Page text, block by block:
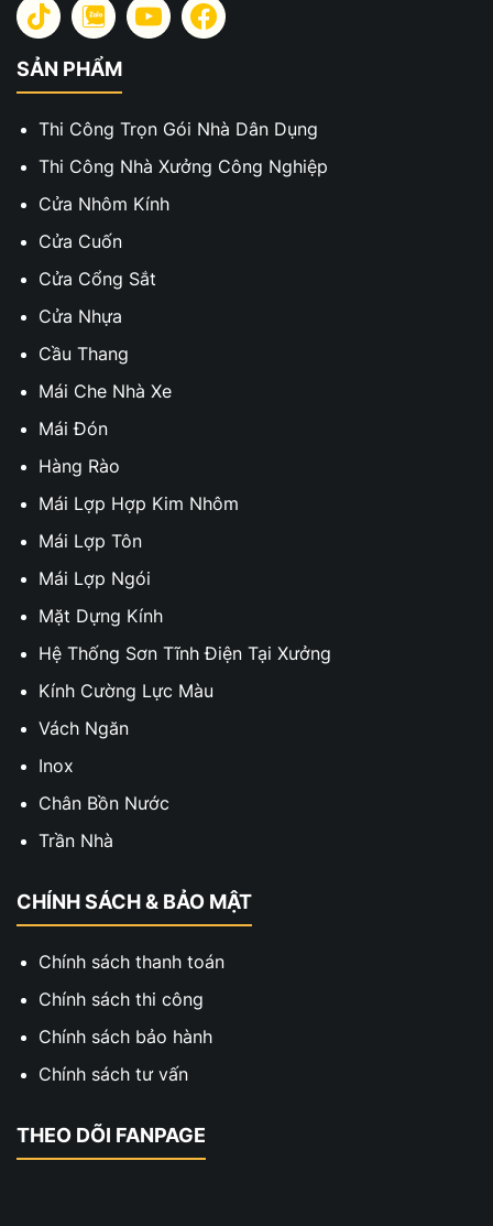
SẢN PHẨM
Thi Công Trọn Gói Nhà Dân Dụng
Thi Công Nhà Xưởng Công Nghiệp
Cửa Nhôm Kính
Cửa Cuốn
Cửa Cổng Sắt
Cửa Nhựa
Cầu Thang
Mái Che Nhà Xe
Mái Đón
Hàng Rào
Mái Lợp Hợp Kim Nhôm
Mái Lợp Tôn
Mái Lợp Ngói
Mặt Dựng Kính
Hệ Thống Sơn Tĩnh Điện Tại Xưởng
Kính Cường Lực Màu
Vách Ngăn
Inox
Chân Bồn Nước
Trần Nhà
CHÍNH SÁCH & BẢO MẬT
Chính sách thanh toán
Chính sách thi công
Chính sách bảo hành
Chính sách tư vấn
THEO DÕI FANPAGE